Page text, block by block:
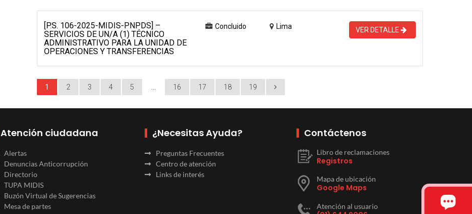
[P.S. 106-2025-MIDIS-PNPDS] –
SERVICIOS DE UN/A (1) TÉCNICO
ADMINISTRATIVO PARA LA UNIDAD DE
OPERACIONES Y TRANSFERENCIAS
Concluido Lima VER DETALLE
1 2 3 4 5 16 17 18 19
Atención ciudadana
Alertas
Denuncias Anticorrupción
Directorio
TUPA MIDIS
Buzón Virtual de Sugerencias
Mesa de partes
¿Necesitas Ayuda?
Preguntas Frecuentes
Centro de atención
Links de interés
Contáctenos
Libro de reclamaciones
Registros
Mapa de ubicación
Google Maps
Atención al usuario